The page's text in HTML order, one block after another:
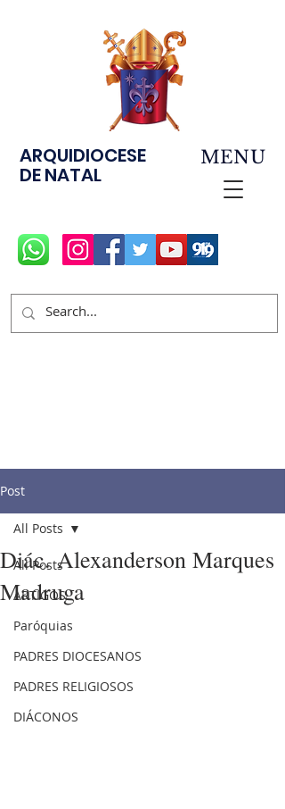
ARQUIDIOCESE
DE NATAL
MENU
Post
All Posts
ARTIGOS
Paróquias
PADRES DIOCESANOS
PADRES RELIGIOSOS
DIÁCONOS
All Posts
Diác. Alexanderson Marques
Madruga